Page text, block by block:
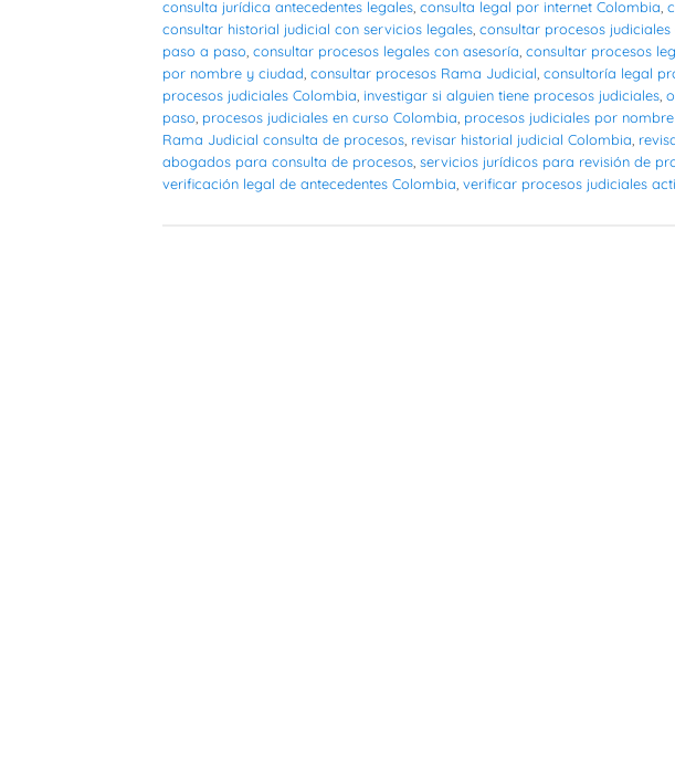
consulta jurídica antecedentes legales consulta legal por internet Colombia
consultar historial judicial con servicios legales consultar procesos
paso a paso consultar procesos legales con asesoría consultar procesos
por nombre y ciudad consultar procesos Rama Judicial consultoría legal
procesos judiciales Colombia investigar si alguien tiene procesos judiciales
paso procesos judiciales en curso Colombia procesos judiciales por
Rama Judicial consulta de procesos revisar historial judicial Colombia
abogados para consulta de procesos servicios jurídicos para revisión de
verificación legal de antecedentes Colombia verificar procesos judiciales